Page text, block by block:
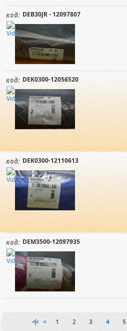
код: DEB30JR - 12097807
код: DEK0300-12056520
код: DEK0300-12110613
код: DEM3500-12097935
|<< < 1 2 3 4 5